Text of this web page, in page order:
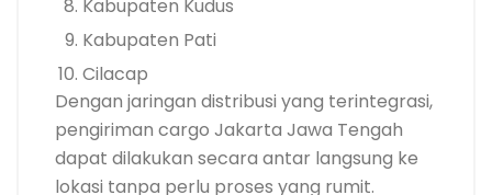
Kabupaten Kudus
Kabupaten Pati
Cilacap
Dengan jaringan distribusi yang terintegrasi,
pengiriman cargo Jakarta Jawa Tengah
dapat dilakukan secara antar langsung ke
lokasi tanpa perlu proses yang rumit.